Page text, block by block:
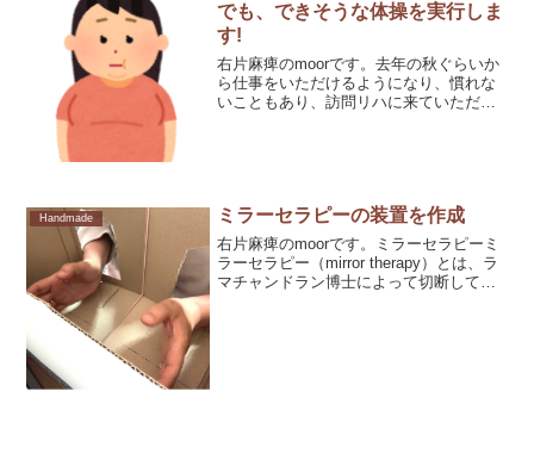
でも、できそうな体操を実行しま
す!
右片麻痺のmoorです。去年の秋ぐらいか
ら仕事をいただけるようになり、慣れな
いこともあり、訪問リハに来ていただく
Handmade ミラーセラピーの装置を作成
右片麻痺のmoorです。ミラーセラピーミ
ラーセラピー（mirror therapy）とは、ラ
マチャンドラン博士によって切断しても